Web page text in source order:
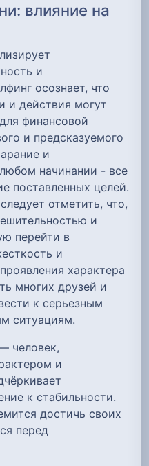
влияние на
и
осознает, что
и действия могут
финансовой
и предсказуемого
и
начинании - все
поставленных целей.
отметить, что,
и
перейти в
и
характера
многих друзей и
к серьезным
ситуациям.
человек,
и
к стабильности.
достичь своих
перед